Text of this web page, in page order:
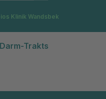
Klinik Wandsbek
Trakts